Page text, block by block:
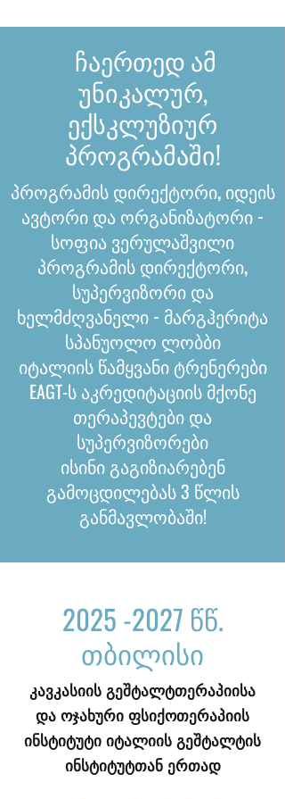
ჩაერთედ ამ
უნიკალურ,
ექსკლუზიურ
პროგრამაში!
პროგრამის დირექტორი, იდეის
ავტორი და ორგანიზატორი -
სოფია ვერულაშვილი
პროგრამის დირექტორი,
სუპერვიზორი და
ხელმძღვანელი - მარგჰერიტა
სპანუოლო ლობბი
იტალიის წამყვანი ტრენერები
EAGT-ს აკრედიტაციის მქონე
თერაპევტები და
სუპერვიზორები
ისინი გაგიზიარებენ
გამოცდილებას 3 წლის
განმავლობაში!
2025 -2027 წწ.
თბილისი
კავკასიის გეშტალტთერაპიისა
და ოჯახური ფსიქოთერაპიის
ინსტიტუტი იტალიის გეშტალტის
ინსტიტუტთან ერთად